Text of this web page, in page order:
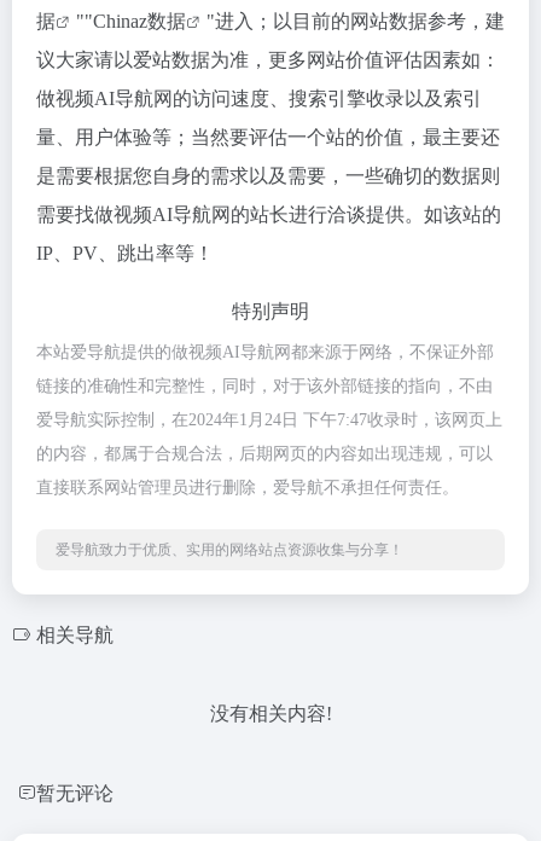
据
""Chinaz数据
"进入；以目前的网站数据参考，建
议大家请以爱站数据为准，更多网站价值评估因素如：
做视频AI导航网的访问速度、搜索引擎收录以及索引
量、用户体验等；当然要评估一个站的价值，最主要还
是需要根据您自身的需求以及需要，一些确切的数据则
需要找做视频AI导航网的站长进行洽谈提供。如该站的
IP、PV、跳出率等！
特别声明
本站爱导航提供的做视频AI导航网都来源于网络，不保证外部
链接的准确性和完整性，同时，对于该外部链接的指向，不由
爱导航实际控制，在2024年1月24日 下午7:47收录时，该网页上
的内容，都属于合规合法，后期网页的内容如出现违规，可以
直接联系网站管理员进行删除，爱导航不承担任何责任。
爱导航致力于优质、实用的网络站点资源收集与分享！
相关导航
没有相关内容!
暂无评论